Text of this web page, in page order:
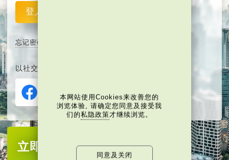
登入
忘记密码
以社交媒体平台注册或登入∶
立即注册 成为当代中国会员
本网站使用Cookies来改善您的
浏览体验, 请确定您同意及接受我
们的私隐政策才继续浏览。
同意及关闭